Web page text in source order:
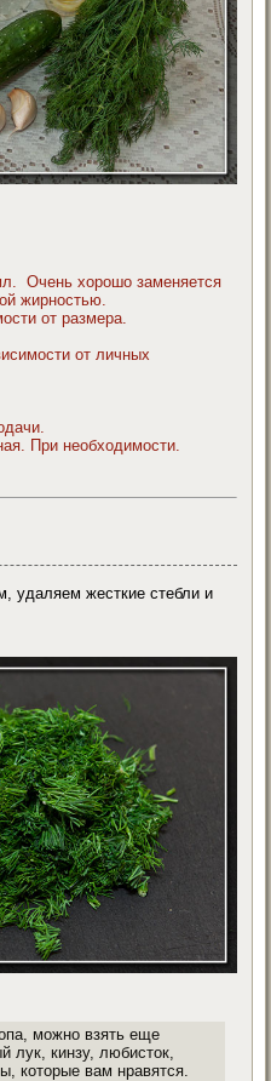
Очень хорошо заменяется
жирностью.
от размера.
от личных
При необходимости.
удаляем жесткие стебли и
можно взять еще
лук, кинзу, любисток,
которые вам нравятся.